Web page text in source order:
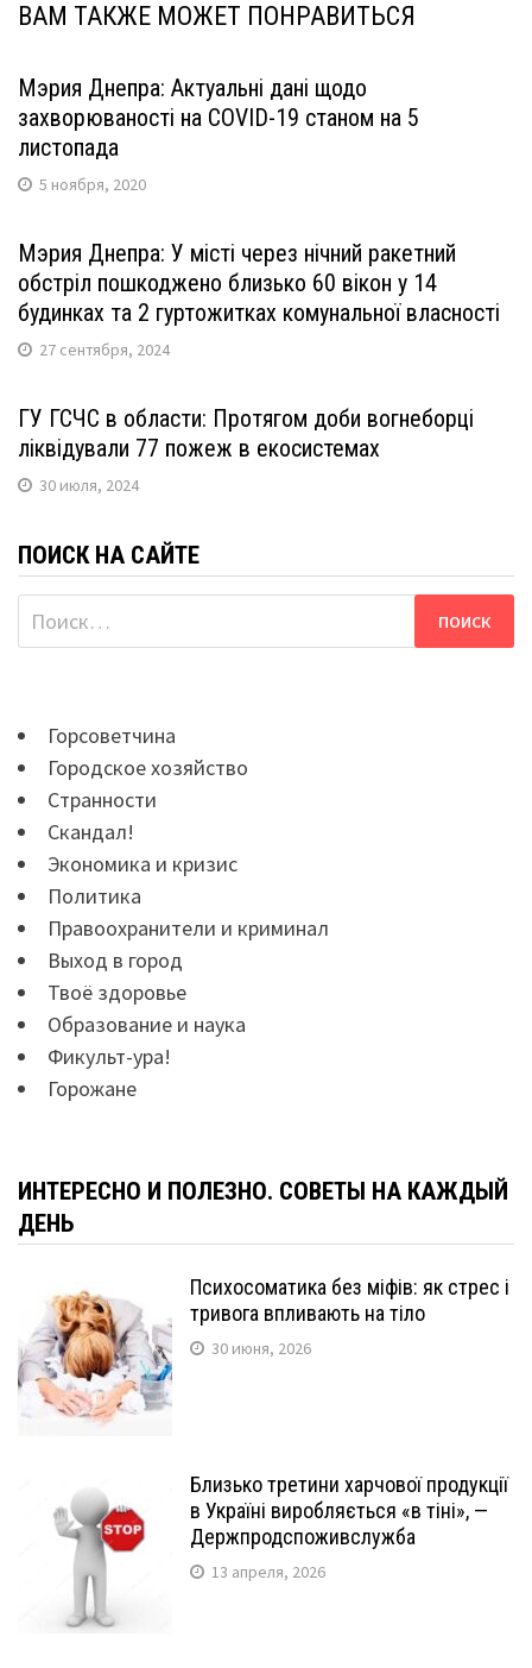
ВАМ ТАКЖЕ МОЖЕТ ПОНРАВИТЬСЯ
Мэрия Днепра: Актуальні дані щодо
захворюваності на COVID-19 станом на 5
листопада
5 ноября, 2020
Мэрия Днепра: У місті через нічний ракетний
обстріл пошкоджено близько 60 вікон у 14
будинках та 2 гуртожитках комунальної власності
27 сентября, 2024
ГУ ГСЧС в области: Протягом доби вогнеборці
ліквідували 77 пожеж в екосистемах
30 июля, 2024
ПОИСК НА САЙТЕ
Найти:
Горсоветчина
Городское хозяйство
Странности
Скандал!
Экономика и кризис
Политика
Правоохранители и криминал
Выход в город
Твоё здоровье
Образование и наука
Фикульт-ура!
Горожане
ИНТЕРЕСНО И ПОЛЕЗНО. СОВЕТЫ НА КАЖДЫЙ
ДЕНЬ
Психосоматика без міфів: як стрес і
тривога впливають на тіло
30 июня, 2026
Близько третини харчової продукції
в Україні виробляється «в тіні», —
Держпродспоживслужба
13 апреля, 2026